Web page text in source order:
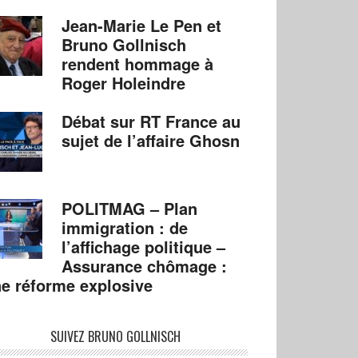
Jean-Marie Le Pen et
Bruno Gollnisch
rendent hommage à
Roger Holeindre
Débat sur RT France au
sujet de l’affaire Ghosn
POLITMAG – Plan
immigration : de
l’affichage politique –
Assurance chômage :
réforme explosive
SUIVEZ BRUNO GOLLNISCH